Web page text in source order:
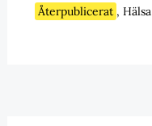
Återpublicerat ,